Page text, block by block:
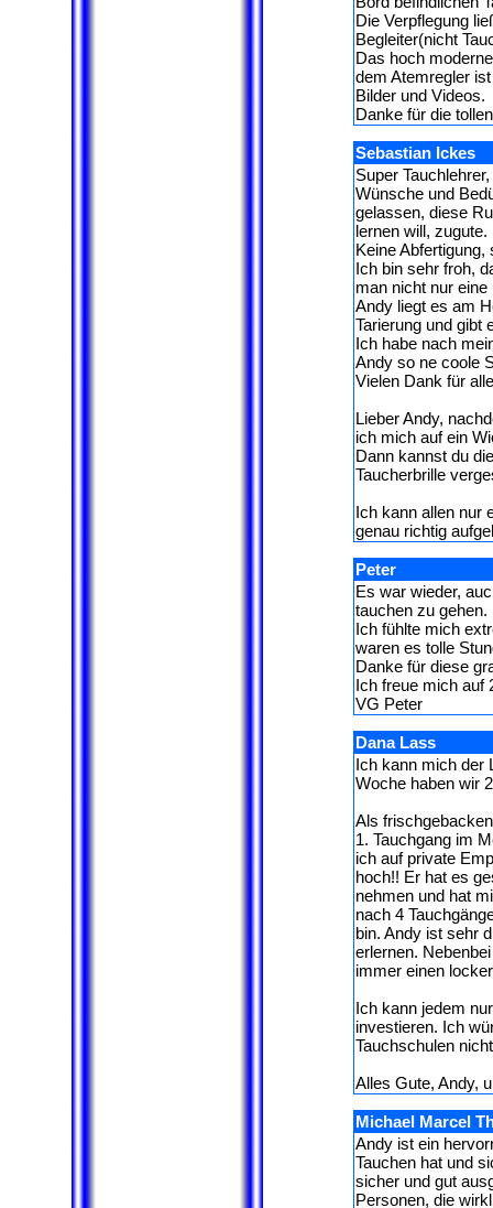
Die Verpflegung
Begleiter(nicht
Das hoch
dem Atemregler
Bilder und Videos.
Danke für die
Sebastian Ickes
Super
Wünsche und
gelassen, diese
lernen will, zugute.
Keine
Ich bin sehr froh,
man nicht nur
Andy liegt es am
Tarierung und gibt
Ich habe nach
Andy so ne coole
Vielen Dank für
Lieber Andy,
ich mich auf ein
Dann kannst du
Taucherbrille
Ich kann allen nur
genau richtig
Peter
Es war wieder,
tauchen zu gehen.
Ich fühlte mich
waren es tolle
Danke für diese
Ich freue mich auf
VG Peter
Dana Lass
Ich kann mich der
Woche haben wir
Als
1. Tauchgang im
ich auf private
hoch!! Er hat es
nehmen und hat
nach 4
bin. Andy ist sehr
erlernen.
immer einen
Ich kann jedem
investieren. Ich
Tauchschulen
Alles Gute, Andy,
Michael Marcel
Andy ist ein
Tauchen hat und
sicher und gut
Personen, die